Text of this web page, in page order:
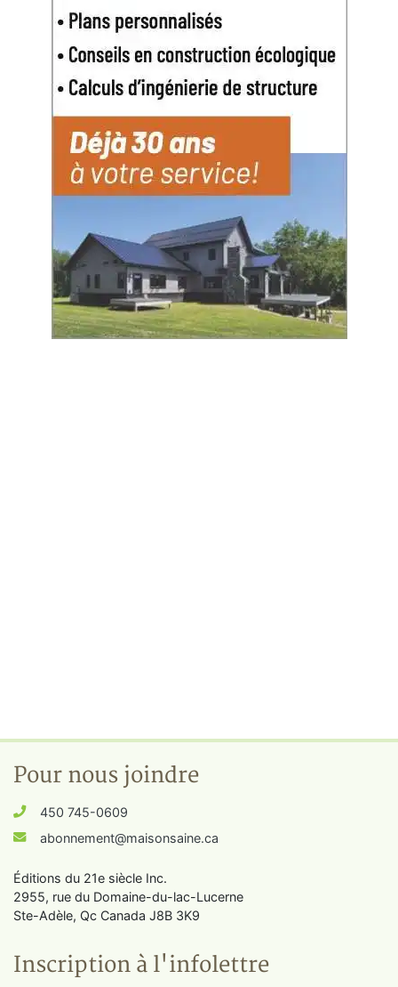
Pour nous joindre
450 745-0609
abonnement@maisonsaine.ca
Éditions du 21e siècle Inc.
2955, rue du Domaine-du-lac-Lucerne
Ste-Adèle, Qc Canada J8B 3K9
Inscription à l'infolettre